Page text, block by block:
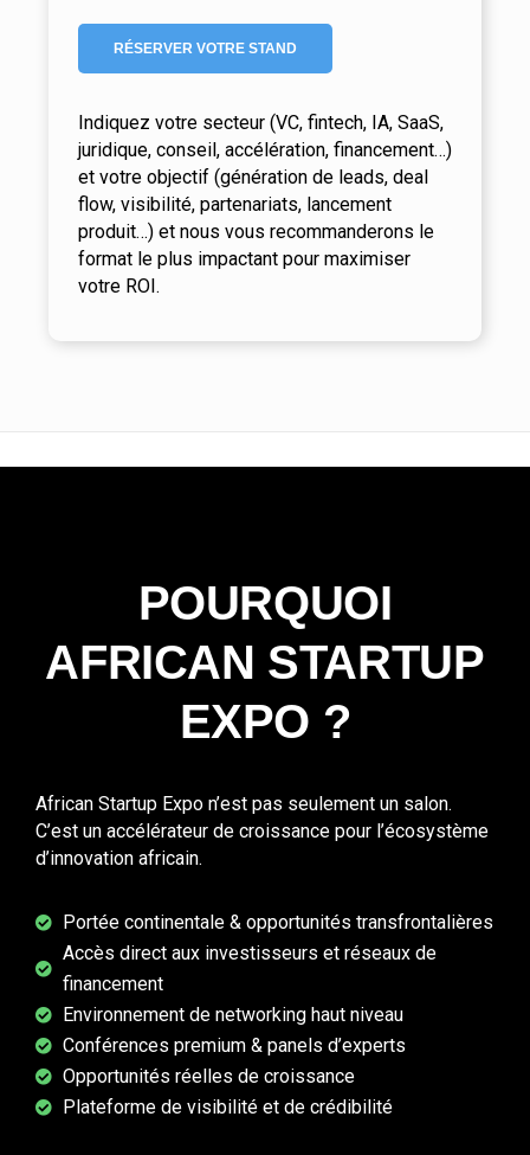
RÉSERVER VOTRE STAND
Indiquez votre secteur (VC, fintech, IA, SaaS,
juridique, conseil, accélération, financement…)
et votre objectif (génération de leads, deal
flow, visibilité, partenariats, lancement
produit…) et nous vous recommanderons le
format le plus impactant pour maximiser
votre ROI.
POURQUOI
AFRICAN STARTUP
EXPO ?
African Startup Expo n’est pas seulement un salon.
C’est un accélérateur de croissance pour l’écosystème
d’innovation africain.
Portée continentale & opportunités transfrontalières
Accès direct aux investisseurs et réseaux de
financement
Environnement de networking haut niveau
Conférences premium & panels d’experts
Opportunités réelles de croissance
Plateforme de visibilité et de crédibilité